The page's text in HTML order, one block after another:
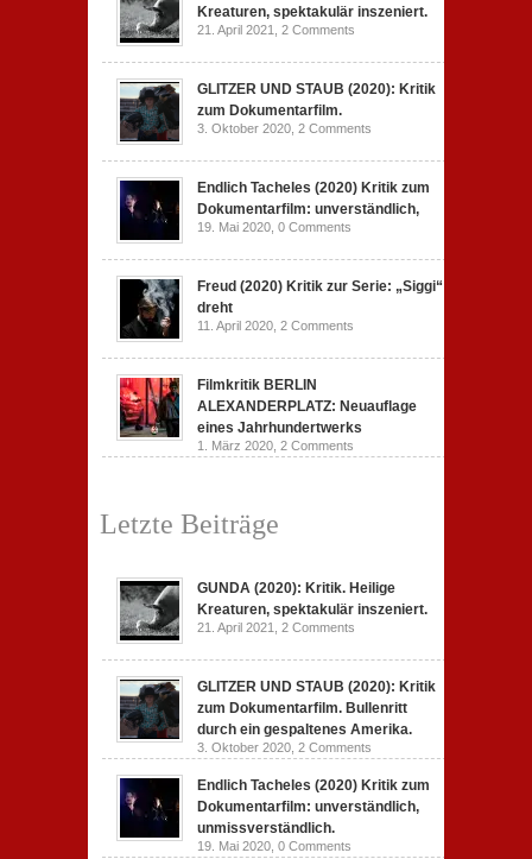
Kreaturen, spektakulär inszeniert.
21. April 2021, 2 Comments
GLITZER UND STAUB (2020): Kritik
zum Dokumentarfilm.
3. Oktober 2020, 2 Comments
Endlich Tacheles (2020) Kritik zum
Dokumentarfilm: unverständlich,
19. Mai 2020, 0 Comments
Freud (2020) Kritik zur Serie: „Siggi“
dreht
11. April 2020, 2 Comments
Filmkritik BERLIN
ALEXANDERPLATZ: Neuauflage
eines Jahrhundertwerks
1. März 2020, 2 Comments
Letzte Beiträge
GUNDA (2020): Kritik. Heilige
Kreaturen, spektakulär inszeniert.
21. April 2021, 2 Comments
GLITZER UND STAUB (2020): Kritik
zum Dokumentarfilm. Bullenritt
durch ein gespaltenes Amerika.
3. Oktober 2020, 2 Comments
Endlich Tacheles (2020) Kritik zum
Dokumentarfilm: unverständlich,
unmissverständlich.
19. Mai 2020, 0 Comments